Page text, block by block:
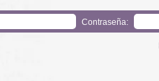
Contraseña: